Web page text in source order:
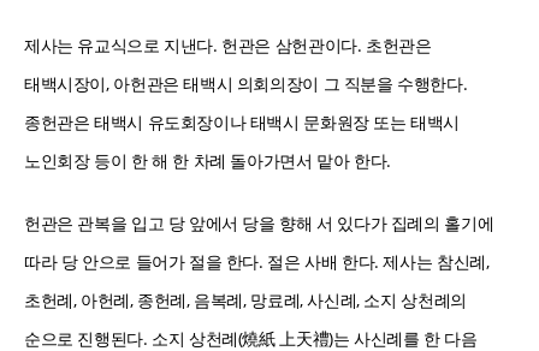
제사는 유교식으로 지낸다. 헌관은 삼헌관이다. 초헌관은
태백시장이, 아헌관은 태백시 의회의장이 그 직분을 수행한다.
종헌관은 태백시 유도회장이나 태백시 문화원장 또는 태백시
노인회장 등이 한 해 한 차례 돌아가면서 맡아 한다.
헌관은 관복을 입고 당 앞에서 당을 향해 서 있다가 집례의 홀기에
따라 당 안으로 들어가 절을 한다. 절은 사배 한다. 제사는 참신례,
초헌례, 아헌례, 종헌례, 음복례, 망료례, 사신례, 소지 상천례의
순으로 진행된다. 소지 상천례(燒紙 上天禮)는 사신례를 한 다음